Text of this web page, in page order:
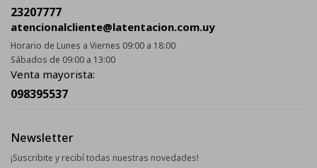
23207777
atencionalcliente@latentacion.com.uy
Horario de Lunes a Viernes 09:00 a 18:00
Sábados de 09:00 a 13:00
Venta mayorista:
098395537
Newsletter
¡Suscribite y recibí todas nuestras novedades!